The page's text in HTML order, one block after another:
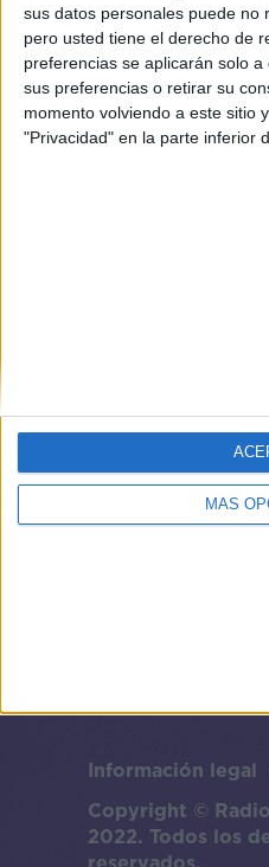
sus datos personales puede no
pero usted tiene el derecho de
preferencias se aplicarán solo
sus preferencias o retirar su
momento volviendo a este sitio
"Privacidad" en la parte inferior
MÁS
Kaza y KD
la histórica
policía local
confrontar la
Información legal
Copyright ©
2022. Todos los